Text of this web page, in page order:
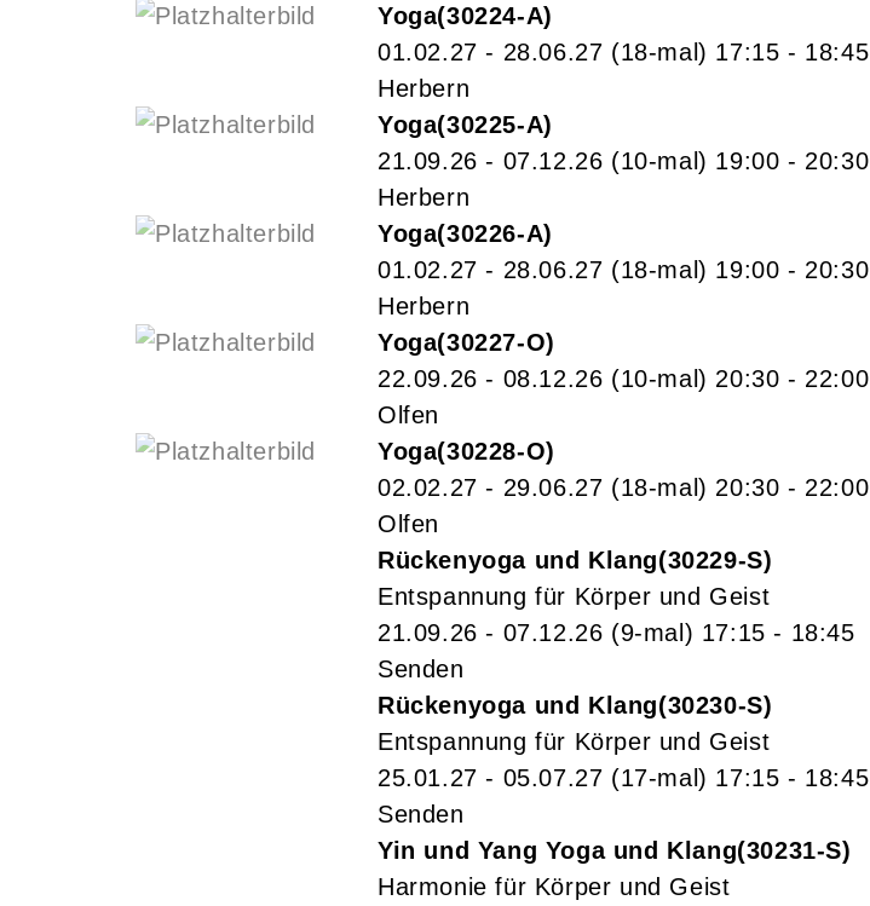
Yoga 30224-A
01.02.27 - 28.06.27 (18-mal) 17:15 - 18:45
Herbern
Yoga 30225-A
21.09.26 - 07.12.26 (10-mal) 19:00 - 20:30
Herbern
Yoga 30226-A
01.02.27 - 28.06.27 (18-mal) 19:00 - 20:30
Herbern
Yoga 30227-O
22.09.26 - 08.12.26 (10-mal) 20:30 - 22:00
Olfen
Yoga 30228-O
02.02.27 - 29.06.27 (18-mal) 20:30 - 22:00
Olfen
Rückenyoga und Klang 30229-S
Entspannung für Körper und Geist
21.09.26 - 07.12.26 (9-mal) 17:15 - 18:45
Senden
Rückenyoga und Klang 30230-S
Entspannung für Körper und Geist
25.01.27 - 05.07.27 (17-mal) 17:15 - 18:45
Senden
Yin und Yang Yoga und Klang 30231-S
Harmonie für Körper und Geist